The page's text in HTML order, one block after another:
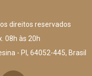
direitos reservados
08h às 20h
- PI, 64052-445, Brasil